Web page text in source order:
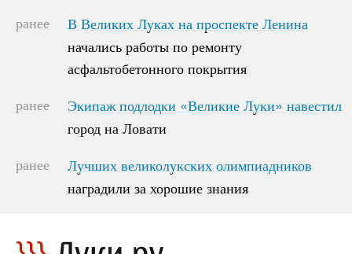
ранее
В Великих Луках на проспекте Ленина
начались работы по ремонту
асфальтобетонного покрытия
В Великих Луках на проспекте Ленина
начались работы по ремонту
асфальтобетонного покрытия
ранее
Экипаж подлодки «Великие Луки» навестил
город на Ловати
Экипаж подлодки «Великие Луки» навестил
город на Ловати
ранее
Лучших великолукских олимпиадников
наградили за хорошие знания
Лучших великолукских олимпиадников
наградили за хорошие знания